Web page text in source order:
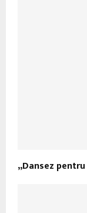
„Dansez